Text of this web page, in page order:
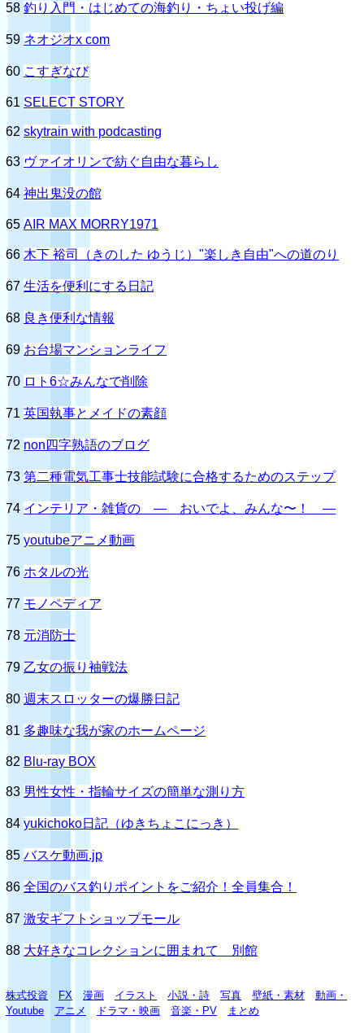
58 釣り入門・はじめての海釣り・ちょい投げ編
59 ネオジオx com
60 こすぎなび
61 SELECT STORY
62 skytrain with podcasting
63 ヴァイオリンで紡ぐ自由な暮らし
64 神出鬼没の館
65 AIR MAX MORRY1971
66 木下 裕司（きのした ゆうじ）"楽しき自由"への道のり
67 生活を便利にする日記
68 良き便利な情報
69 お台場マンションライフ
70 ロト6☆みんなで削除
71 英国執事とメイドの素顔
72 non四字熟語のブログ
73 第二種電気工事士技能試験に合格するためのステップ
74 インテリア・雑貨の ― おいでよ、みんな〜！ ―
75 youtubeアニメ動画
76 ホタルの光
77 モノペディア
78 元消防士
79 乙女の振り袖戦法
80 週末スロッターの爆勝日記
81 多趣味な我が家のホームページ
82 Blu-ray BOX
83 男性女性・指輪サイズの簡単な測り方
84 yukichoko日記（ゆきちょこにっき）
85 バスケ動画.jp
86 全国のバス釣りポイントをご紹介！全員集合！
87 激安ギフトショップモール
88 大好きなコレクションに囲まれて 別館
株式投資 FX 漫画 イラスト 小説・詩 写真 壁紙・素材
動画・
Youtube
アニメ ドラマ・映画 音楽・PV まとめ